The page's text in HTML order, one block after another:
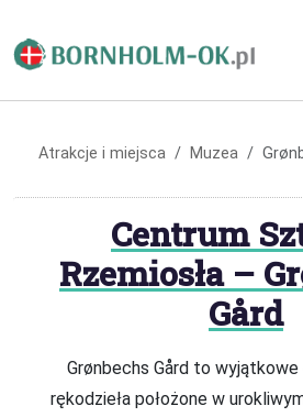
Atrakcje i miejsca Muzea
Centrum
Rzemiosła –
Gård
Grønbechs Gård to
rękodzieła położone w